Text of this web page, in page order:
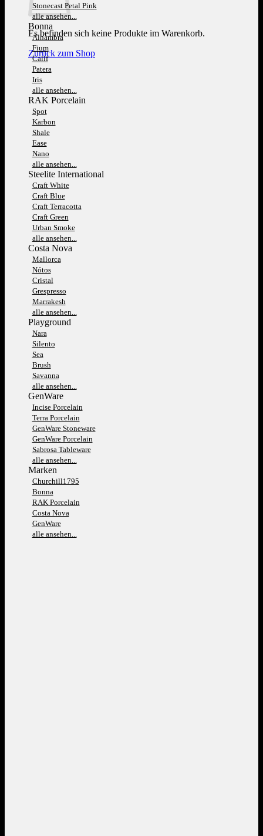
Es befinden sich keine Produkte im Warenkorb.
Zurück zum Shop
Stonecast Petal Pink
alle ansehen...
Bonna
Alhambra
Fium
Calif
Patera
Iris
alle ansehen...
RAK Porcelain
Spot
Karbon
Shale
Ease
Nano
alle ansehen...
Steelite International
Craft White
Craft Blue
Craft Terracotta
Craft Green
Urban Smoke
alle ansehen...
Costa Nova
Mallorca
Nótos
Cristal
Grespresso
Marrakesh
alle ansehen...
Playground
Nara
Silento
Sea
Brush
Savanna
alle ansehen...
GenWare
Incise Porcelain
Terra Porcelain
GenWare Stoneware
GenWare Porcelain
Sabrosa Tableware
alle ansehen...
Marken
Churchill1795
Bonna
RAK Porcelain
Costa Nova
GenWare
alle ansehen...